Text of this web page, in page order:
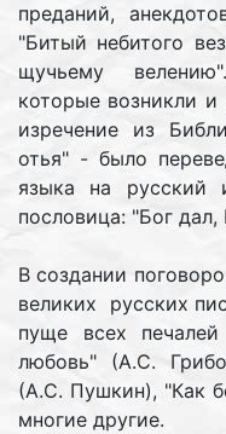
преданий,
"Битый небитого
щучьему
которые возникли
изречение из
отья" - было
языка на русский
пословица: "Бог дал,
В создании
великих русских
пуще всех
любовь" (А.С.
(А.С. Пушкин), "Как
многие другие.